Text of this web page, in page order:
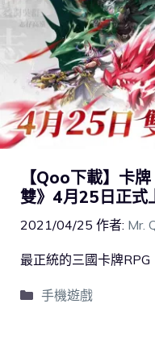
【Qoo下載】卡
雙》4月25日正式
2021/04/25 作者: Mr.
最正統的三國卡牌
手機遊戲